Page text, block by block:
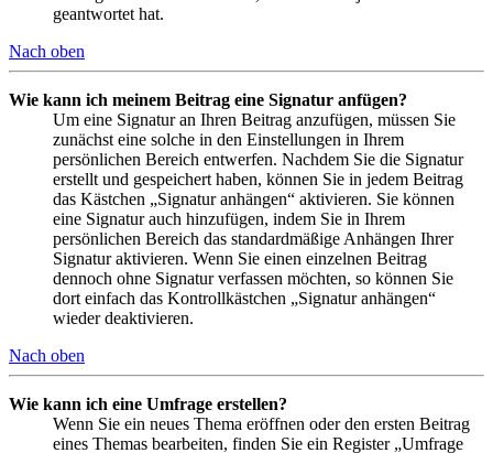
geantwortet hat.
Nach oben
Wie kann ich meinem Beitrag eine Signatur anfügen?
Um eine Signatur an Ihren Beitrag anzufügen, müssen Sie
zunächst eine solche in den Einstellungen in Ihrem
persönlichen Bereich entwerfen. Nachdem Sie die Signatur
erstellt und gespeichert haben, können Sie in jedem Beitrag
das Kästchen „Signatur anhängen“ aktivieren. Sie können
eine Signatur auch hinzufügen, indem Sie in Ihrem
persönlichen Bereich das standardmäßige Anhängen Ihrer
Signatur aktivieren. Wenn Sie einen einzelnen Beitrag
dennoch ohne Signatur verfassen möchten, so können Sie
dort einfach das Kontrollkästchen „Signatur anhängen“
wieder deaktivieren.
Nach oben
Wie kann ich eine Umfrage erstellen?
Wenn Sie ein neues Thema eröffnen oder den ersten Beitrag
eines Themas bearbeiten, finden Sie ein Register „Umfrage